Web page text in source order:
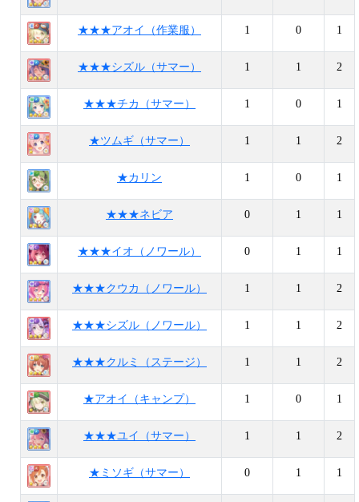
★★★アオイ（作業服） 1 0 1
★★★シズル（サマー） 1 1 2
★★★チカ（サマー） 1 0 1
★ツムギ（サマー） 1 1 2
★カリン 1 0 1
★★★ネビア 0 1 1
★★★イオ（ノワール） 0 1 1
★★★クウカ（ノワール） 1 1 2
★★★シズル（ノワール） 1 1 2
★★★クルミ（ステージ） 1 1 2
★アオイ（キャンプ） 1 0 1
★★★ユイ（サマー） 1 1 2
★ミソギ（サマー） 0 1 1